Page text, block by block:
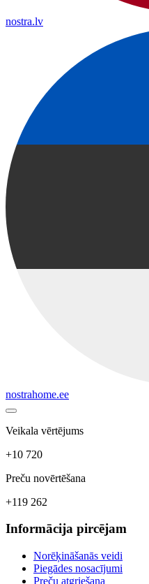
nostra.lv
nostrahome.ee
Veikala vērtējums
+10 720
Preču novērtēšana
+119 262
Informācija pircējam
Norēķināšanās veidi
Piegādes nosacījumi
Preču atgriešana